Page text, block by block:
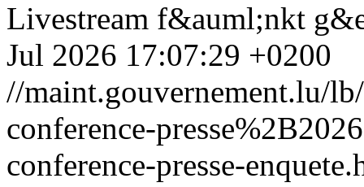
Livestream f&auml;nkt
Jul 2026 17:07:29 +0200
//maint.gouvernement.lu/
conference-
conference-presse-